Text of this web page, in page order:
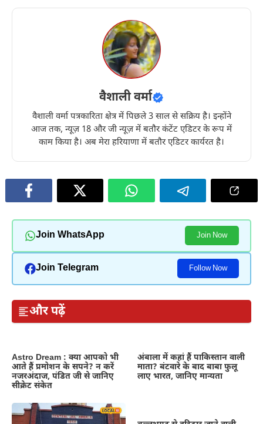
वैशाली वर्मा
वैशाली वर्मा पत्रकारिता क्षेत्र में पिछले 3 साल से सक्रिय है। इन्होंने
आज तक, न्यूज़ 18 और जी न्यूज़ में बतौर कंटेंट एडिटर के रूप में
काम किया है। अब मेरा हरियाणा में बतौर एडिटर कार्यरत है।
Join WhatsApp Join Now
Join Telegram Follow Now
और पढ़ें
Astro Dream : क्या आपको भी
आते हैं प्रमोशन के सपने? न करें
नजरअंदाज, पंडित जी से जानिए
सीक्रेट संकेत
अंबाला में कहां हैं पाकिस्तान वाली
माता? बंटवारे के बाद बाबा फुलू
लाए भारत, जानिए मान्यता